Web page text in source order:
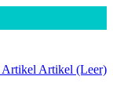
Artikel Artikel (Leer)